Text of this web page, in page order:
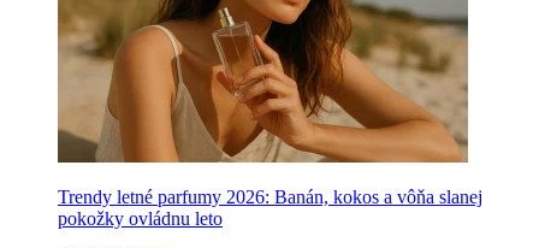
Trendy letné parfumy 2026: Banán, kokos a vôňa slanej
pokožky ovládnu leto